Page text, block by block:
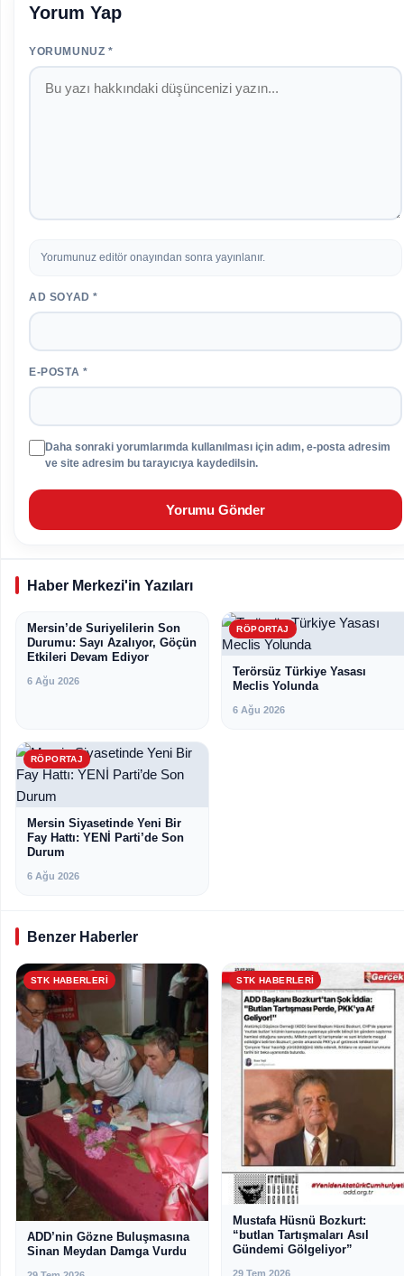
Yorum Yap
YORUMUNUZ *
Yorumunuz editör onayından sonra yayınlanır.
AD SOYAD *
E-POSTA *
Daha sonraki yorumlarımda kullanılması için adım, e-posta adresim
ve site adresim bu tarayıcıya kaydedilsin.
Haber Merkezi'in Yazıları
RÖPORTAJ
Mersin’de Suriyelilerin Son
Durumu: Sayı Azalıyor, Göçün
Etkileri Devam Ediyor
6 Ağu 2026
RÖPORTAJ
Terörsüz Türkiye Yasası
Meclis Yolunda
6 Ağu 2026
RÖPORTAJ
Mersin Siyasetinde Yeni Bir
Fay Hattı: YENİ Parti’de Son
Durum
6 Ağu 2026
Benzer Haberler
STK HABERLERI
ADD’nin Gözne Buluşmasına
Sinan Meydan Damga Vurdu
STK HABERLERI
Mustafa Hüsnü Bozkurt:
“butlan Tartışmaları Asıl
Gündemi Gölgeliyor”
29 Tem 2026